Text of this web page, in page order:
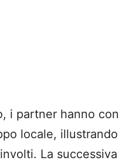
i partner hanno
locale,
La